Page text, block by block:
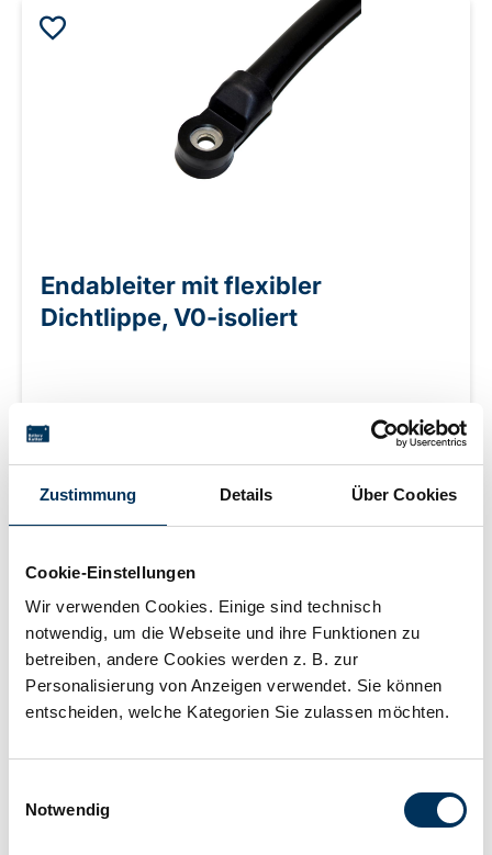
Zustimmung Details Über Cookies
Cookie-Einstellungen
Wir verwenden Cookies. Einige sind technisch
notwendig, um die Webseite und ihre Funktionen zu
betreiben, andere Cookies werden z. B. zur
Personalisierung von Anzeigen verwendet. Sie können
entscheiden, welche Kategorien Sie zulassen möchten.
Notwendig
Endableiter mit flexibler
Dichtlippe, V0-isoliert
einseitig mit angespritztem Kopf
Für Preis bitte anmelden
Mehr erfahren
Lieferzeit auf Anfrage